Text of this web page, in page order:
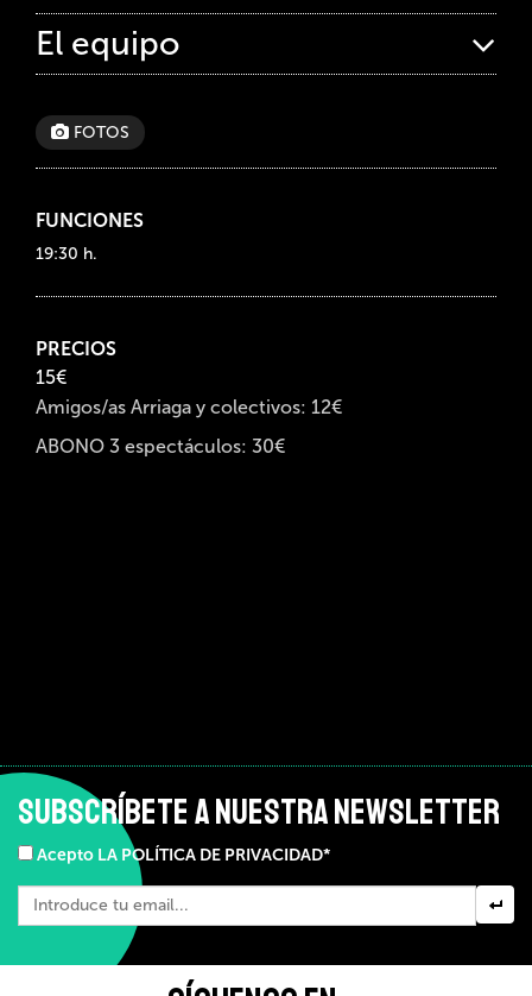
El equipo
FOTOS
FUNCIONES
19:30 h.
PRECIOS
15€
Amigos/as Arriaga y colectivos: 12€
ABONO 3 espectáculos: 30€
SUBSCRÍBETE A NUESTRA NEWSLETTER
Acepto LA POLÍTICA DE PRIVACIDAD*